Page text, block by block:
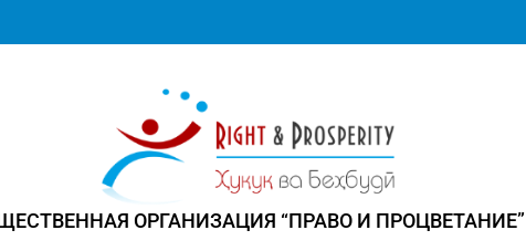
ОРГАНИЗАЦИЯ “ПРАВО И ПРОЦВЕТАНИЕ”